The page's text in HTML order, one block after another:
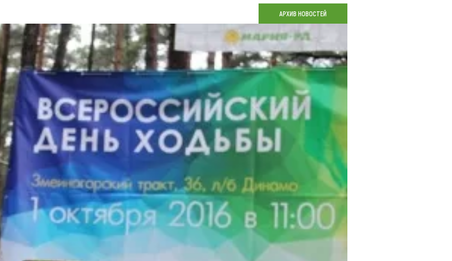
привезти (сувениры)
Общая информация
Как добраться
Люди, прославившие Алтай
Карты и буклеты
Коллекция впечатлений
Блог путешественника
Видеогалерея
Фотогалерея
АРХИВ НОВОСТЕЙ